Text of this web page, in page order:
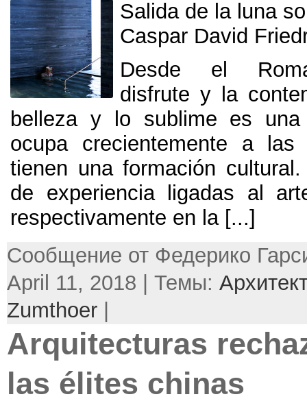
Salida de la luna
Caspar David
Desde el
disfrute y la
belleza y lo sublime es una
ocupa crecientemente a las
tienen una formación
de experiencia ligadas al
respectivamente en la[...]
Сообщение от Федерико
April 11, 2018 | Темы:
Zumthoer
Arquitecturas
las élites chinas